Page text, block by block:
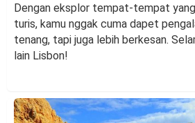
Dengan eksplor tempat-tempat yang
turis, kamu nggak cuma dapet
tenang, tapi juga lebih berkesan.
lain Lisbon!